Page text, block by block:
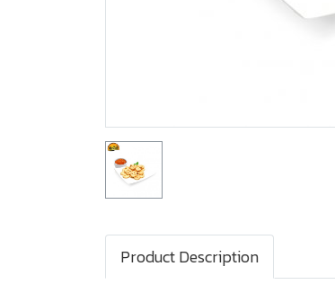
Product Description